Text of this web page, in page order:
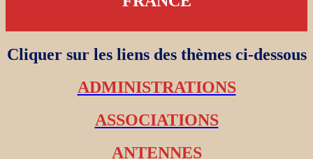
Cliquer sur les liens des thèmes ci-dessous
ADMINISTRATIONS
ASSOCIATIONS
ANTENNES